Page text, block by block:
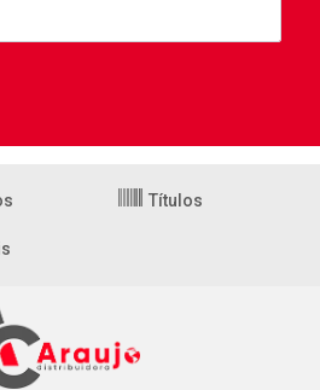
Títulos